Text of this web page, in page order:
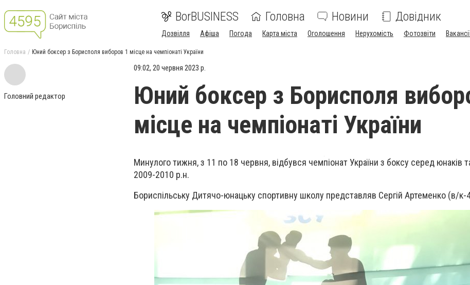
BorBUSINESS Головна Новини Довідник
Дозвілля Афіша Погода Карта міста Оголошення Нерухомість Фотозвіти
Головна Юний боксер з Борисполя виборов 1 місце на чемпіонаті України
Головний редактор
09:02, 20 червня 2023 р.
Юний боксер з Борисполя
місце на чемпіонаті України
Минулого тижня, з 11 по 18 червня, відбувся чемпіонат України з боксу серед юнаків
2009-2010 р.н.
Бориспільську Дитячо-юнацьку спортивну школу представляв Сергій Артеменко (в/к-